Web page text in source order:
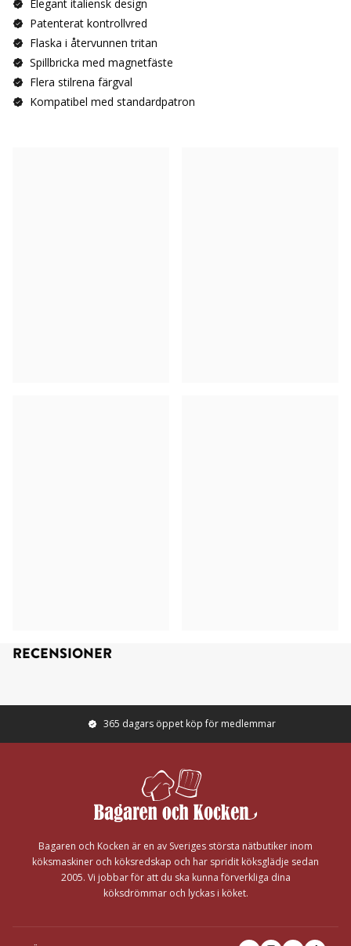
Elegant italiensk design
Patenterat kontrollvred
Flaska i återvunnen tritan
Spillbricka med magnetfäste
Flera stilrena färgval
Kompatibel med standardpatron
RECENSIONER
365 dagars öppet köp för medlemmar
Bagaren och Kocken är en av Sveriges största nätbutiker inom
köksmaskiner och köksredskap och har spridit köksglädje sedan
2005. Vi jobbar för att du ska kunna förverkliga dina
köksdrömmar och lyckas i köket.